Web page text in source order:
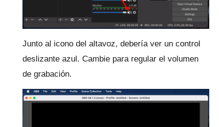
Junto al icono del altavoz, debería ver un control
deslizante azul. Cambie para regular el volumen
de grabación.